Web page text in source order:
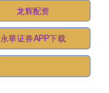
龙辉配资
永華证券APP下载